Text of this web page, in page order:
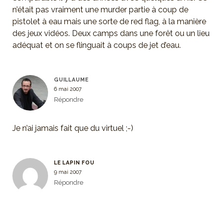
n’était pas vraiment une murder partie à coup de
pistolet à eau mais une sorte de red flag, à la manière
des jeux vidéos. Deux camps dans une forêt ou un lieu
adéquat et on se flinguait à coups de jet d’eau.
GUILLAUME
6 mai 2007
Répondre
Je n’ai jamais fait que du virtuel ;-)
LE LAPIN FOU
9 mai 2007
Répondre